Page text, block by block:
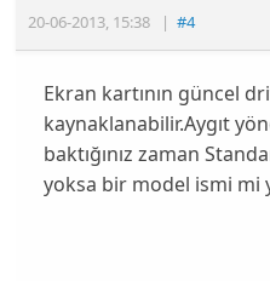
20-06-2013, 15:38 |#4
Ekran kartının güncel
kaynaklanabilir.Aygıt
baktığınız zaman
yoksa bir model ismi mi